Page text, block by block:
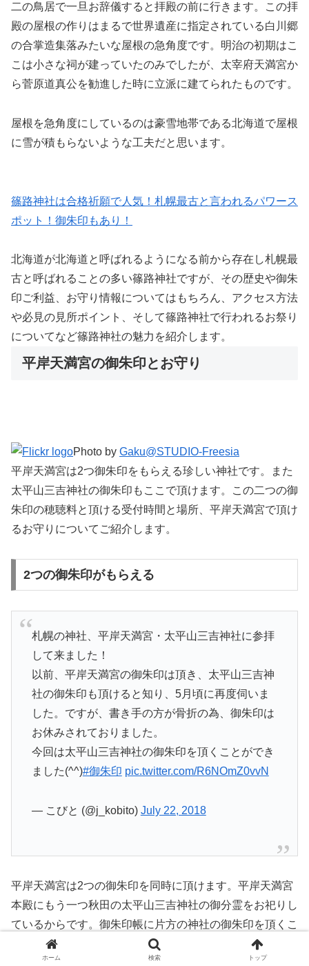
二の鳥居で一旦お辞儀すると拝殿の前に行きます。この拝
殿の屋根の作りはまるで世界遺産に指定されている白川郷
の合掌造集落みたいな屋根の急角度です。明治の初期はこ
こは小さな祠が建っていたのみでしたが、太宰府天満宮か
ら菅原道真公を勧進した時に立派に建てられたものです。
屋根を急角度にしているのは豪雪地帯である北海道で屋根
に雪が積もらないような工夫だと思います。
篠路神社は合格祈願で人気！札幌最古と言われるパワース
ポット！御朱印もあり！
北海道が北海道と呼ばれるようになる前から存在し札幌最
古と呼ばれることの多い篠路神社ですが、その歴史や御朱
印ご利益、お守り情報についてはもちろん、アクセス方法
や必見の見所ポイント、そして篠路神社で行われるお祭り
についてなど篠路神社の魅力を紹介します。
平岸天満宮の御朱印とお守り
Photo by Gaku@STUDIO-Freesia
平岸天満宮は2つ御朱印をもらえる珍しい神社です。また
太平山三吉神社の御朱印もここで頂けます。この二つの御
朱印の穂聴料と頂ける受付時間と場所、平岸天満宮で頂け
るお守りについてご紹介します。
2つの御朱印がもらえる
札幌の神社、平岸天満宮・太平山三吉神社に参拝
して来ました！
以前、平岸天満宮の御朱印は頂き、太平山三吉神
社の御朱印も頂けると知り、5月頃に再度伺いま
した。ですが、書き手の方が骨折の為、御朱印は
お休みされておりました。
今回は太平山三吉神社の御朱印を頂くことができ
ました(^^)#御朱印 pic.twitter.com/R6NOmZ0vvN
— こびと (@j_kobito) July 22, 2018
平岸天満宮は2つの御朱印を同時に頂けます。平岸天満宮
本殿にもう一つ秋田の太平山三吉神社の御分霊をお祀りし
ているからです。御朱印帳に片方の神社の御朱印を頂くこ
ともできますが、せっかくですのでここは二つ頂いた方が
いいでしょう。いづれの御朱印も直筆で頂くことができま
ホーム 検索 トップ